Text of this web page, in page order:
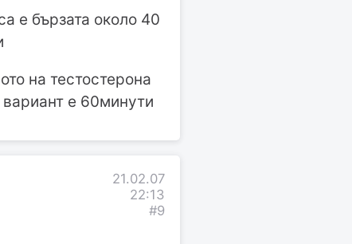
е бързата около 40
на тестостерона
е 60минути
21.02.07
22:13
#9